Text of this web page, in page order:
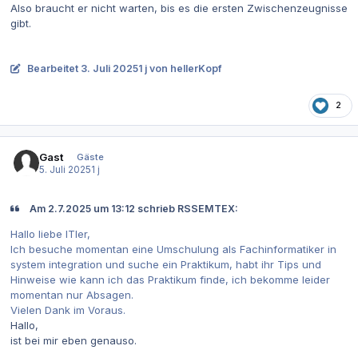
Also braucht er nicht warten, bis es die ersten Zwischenzeugnisse
gibt.
Bearbeitet 3. Juli 20251 j von hellerKopf
2
Gast
Gäste
5. Juli 20251 j
Am 2.7.2025 um 13:12 schrieb RSSEMTEX:
Hallo liebe ITler,
Ich besuche momentan eine Umschulung als Fachinformatiker in
system integration und suche ein Praktikum, habt ihr Tips und
Hinweise wie kann ich das Praktikum finde, ich bekomme leider
momentan nur Absagen.
Vielen Dank im Voraus.
Hallo,
ist bei mir eben genauso.